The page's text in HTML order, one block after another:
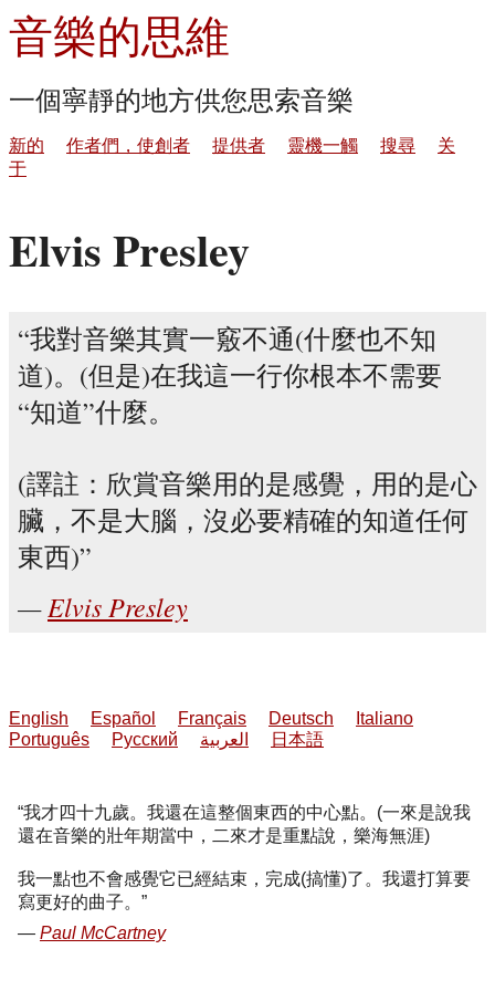
音樂的思維
一個寧靜的地方供您思索音樂
新的 作者們，使創者 提供者 靈機一觸 搜尋
关
于
Elvis Presley
我對音樂其實一竅不通(什麼也不知
道)。(但是)在我這一行你根本不需要
“知道”什麼。
(譯註：欣賞音樂用的是感覺，用的是心
臟，不是大腦，沒必要精確的知道任何
東西)
Elvis Presley
English Español Français Deutsch
Italiano
Português
Русский العربية 日本語
我才四十九歲。我還在這整個東西的中心點。(一來是說我
還在音樂的壯年期當中，二來才是重點說，樂海無涯)
我一點也不會感覺它已經結束，完成(搞懂)了。我還打算要
寫更好的曲子。
Paul McCartney